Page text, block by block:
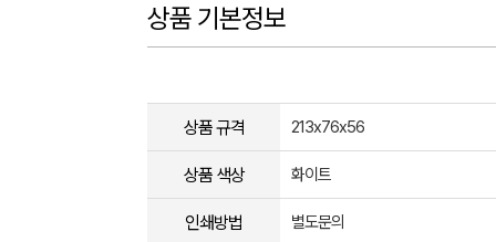
상품 기본정보
상품 규격 213x76x56
상품 색상 화이트
인쇄방법 별도문의